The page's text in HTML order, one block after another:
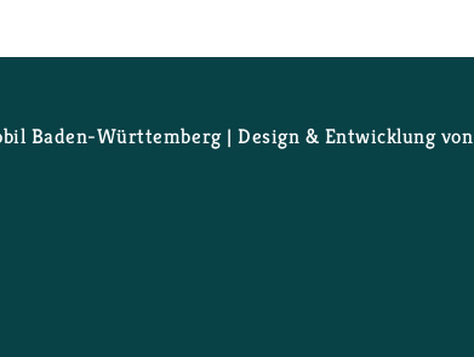
Ba­den-Würt­tem­berg | De­sign & Ent­wick­lung von